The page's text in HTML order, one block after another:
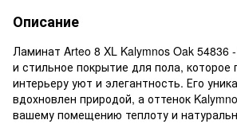
Описание
Ламинат Arteo 8 XL Kalymnos Oak 54836
и стильное покрытие для пола,
интерьеру уют и элегантность. Его
вдохновлен природой, а оттенок
вашему помещению теплоту и